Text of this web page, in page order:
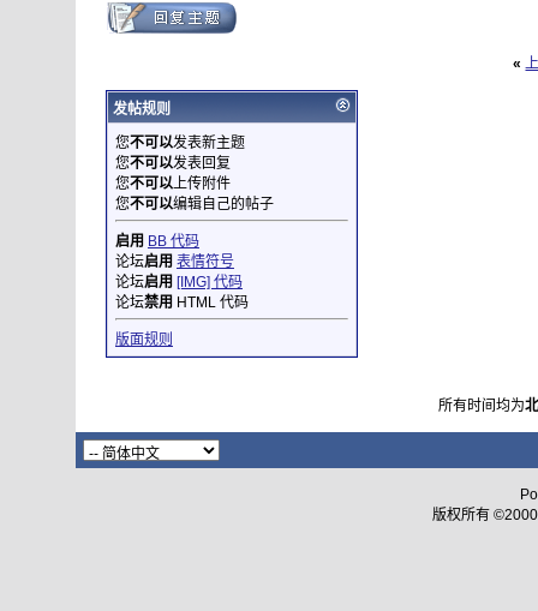
«
发帖规则
您不可以发表新主题
您不可以发表回复
您不可以上传附件
您不可以编辑自己的帖子
启用 BB 代码
论坛启用 表情符号
论坛启用 [IMG] 代码
论坛禁用 HTML 代码
版面规则
所有时间均为
版权所有